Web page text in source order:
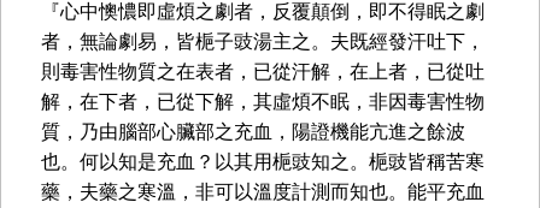
『心中懊憹即虛煩之劇者，反覆顛倒，即不得眠之劇
者，無論劇易，皆梔子豉湯主之。夫既經發汗吐下，
則毒害性物質之在表者，已從汗解，在上者，已從吐
解，在下者，已從下解，其虛煩不眠，非因毒害性物
質，乃由腦部心臟部之充血，陽證機能亢進之餘波
也。何以知是充血？以其用梔豉知之。梔豉皆稱苦寒
藥，夫藥之寒溫，非可以溫度計測而知也。能平充血